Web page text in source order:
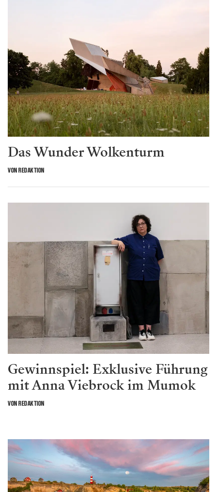
Das Wunder Wolkenturm
VON REDAKTION
Gewinnspiel: Exklusive Führung
mit Anna Viebrock im Mumok
VON REDAKTION